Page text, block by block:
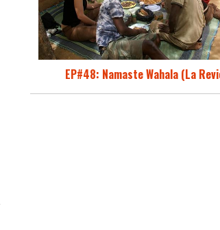
EP#48: Namaste Wahala (La